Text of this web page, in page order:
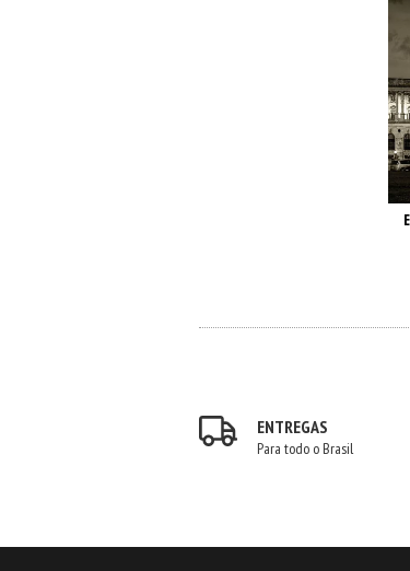
ENTREGAS
Para todo o Brasil